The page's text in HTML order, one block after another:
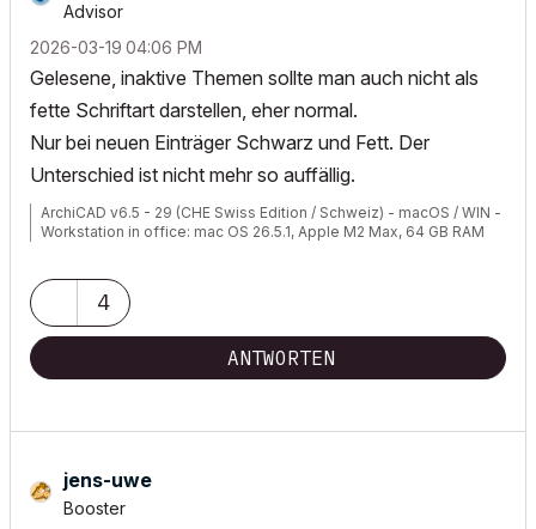
Advisor
‎2026-03-19 04:06 PM
Gelesene, inaktive Themen sollte man auch nicht als
fette Schriftart darstellen, eher normal.
Nur bei neuen Einträger Schwarz und Fett. Der
Unterschied ist nicht mehr so auffällig.
ArchiCAD v6.5 - 29 (CHE Swiss Edition / Schweiz) - macOS / WIN -
Workstation in office: mac OS 26.5.1, Apple M2 Max, 64 GB RAM
4
ANTWORTEN
jens-uwe
Booster